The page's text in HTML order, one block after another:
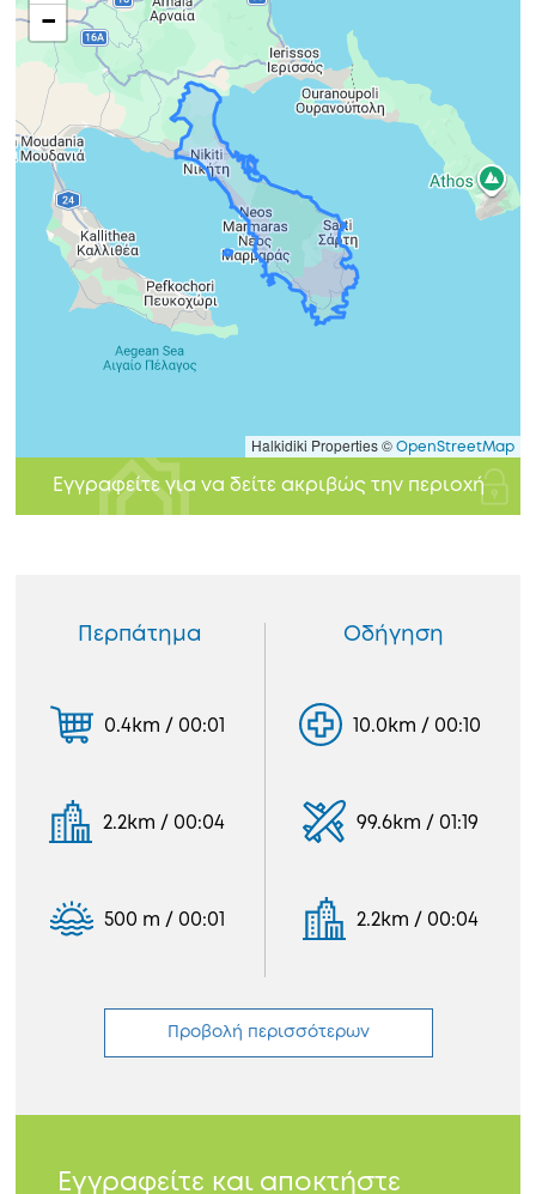
−
Halkidiki Properties © OpenStreetMap
Εγγραφείτε για να δείτε ακριβώς την περιοχή
Περπάτημα
0.4km / 00:01
2.2km / 00:04
500 m / 00:01
Οδήγηση
10.0km / 00:10
99.6km / 01:19
2.2km / 00:04
Προβολή περισσότερων
Εγγραφείτε και αποκτήστε